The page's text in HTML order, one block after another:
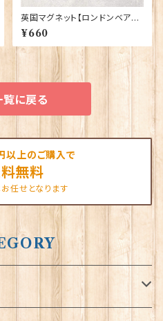
英国マグネット【ロンドンベア】A
&S Gifts 90030（RMG-037）
¥660
に戻る
上のご購入で
無料
任せとなります